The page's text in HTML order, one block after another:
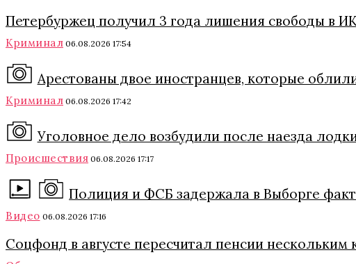
Петербуржец получил 3 года лишения свободы в
Криминал 06.08.2026 17:54
Арестованы двое иностранцев, которые
Криминал 06.08.2026 17:42
Уголовное дело возбудили после наезда
Происшествия 06.08.2026 17:17
Полиция и ФСБ задержала в Выборге
Видео 06.08.2026 17:16
Соцфонд в августе пересчитал пенсии нескольким